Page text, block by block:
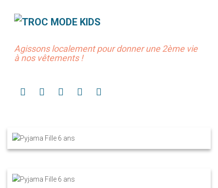
Agissons localement pour donner une 2ème vie
à nos vêtements !